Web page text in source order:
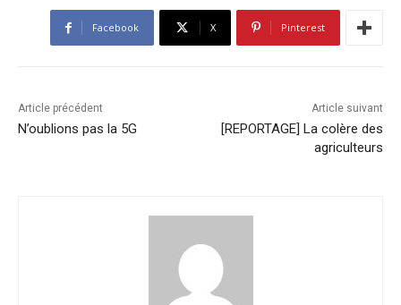
Facebook X Pinterest
Article précédent
N’oublions pas la 5G
Article suivant
[REPORTAGE] La colère des
agriculteurs